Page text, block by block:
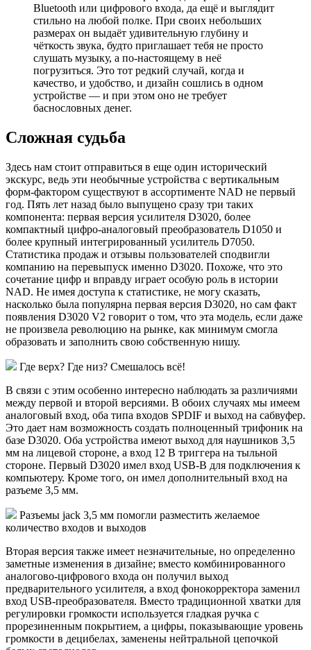
Bluetooth или цифрового входа, да ещё и выглядит
стильно на любой полке. При своих небольших
размерах он выдаёт удивительную глубину и
чёткость звука, будто приглашает тебя не просто
слушать музыку, а по-настоящему в неё
погрузиться. Это тот редкий случай, когда и
качество, и удобство, и дизайн сошлись в одном
устройстве — и при этом оно не требует
баснословных денег.
Сложная судьба
Здесь нам стоит отправиться в еще один исторический
экскурс, ведь эти необычные устройства с вертикальным
форм-фактором существуют в ассортименте NAD не первый
год. Пять лет назад было выпущено сразу три таких
компонента: первая версия усилителя D3020, более
компактный цифро-аналоговый преобразователь D1050 и
более крупный интегрированный усилитель D7050.
Статистика продаж и отзывы пользователей сподвигли
компанию на перевыпуск именно D3020. Похоже, что это
сочетание цифр и вправду играет особую роль в истории
NAD. Не имея доступа к статистике, не могу сказать,
насколько была популярна первая версия D3020, но сам факт
появления D3020 V2 говорит о том, что эта модель, если даже
не произвела революцию на рынке, как минимум смогла
образовать и заполнить свою собственную нишу.
Где верх? Где низ? Смешалось всё!
В связи с этим особенно интересно наблюдать за различиями
между первой и второй версиями. В обоих случаях мы имеем
аналоговый вход, оба типа входов SPDIF и выход на сабвуфер.
Это дает нам возможность создать полноценный трифоник на
базе D3020. Оба устройства имеют выход для наушников 3,5
мм на лицевой стороне, а вход 12 В триггера на тыльной
стороне. Первый D3020 имел вход USB-B для подключения к
компьютеру. Кроме того, он имел дополнительный вход на
разъеме 3,5 мм.
Разъемы jack 3,5 мм помогли разместить желаемое
количество входов и выходов
Вторая версия также имеет незначительные, но определенно
заметные изменения в дизайне; вместо комбинированного
аналогово-цифрового входа он получил выход
предварительного усилителя, а вход фонокорректора заменил
вход USB-преобразователя. Вместо традиционной хватки для
регулировки громкости используется гладкая ручка с
прорезиненным покрытием, а цифры, показывающие уровень
громкости в децибелах, заменены нейтральной цепочкой